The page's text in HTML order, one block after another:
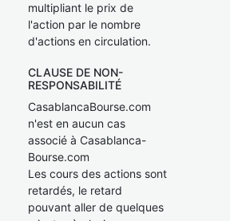
multipliant le prix de
l'action par le nombre
d'actions en circulation.
CLAUSE DE NON-
RESPONSABILITÉ
CasablancaBourse.com
n'est en aucun cas
associé à Casablanca-
Bourse.com
Les cours des actions sont
retardés, le retard
pouvant aller de quelques